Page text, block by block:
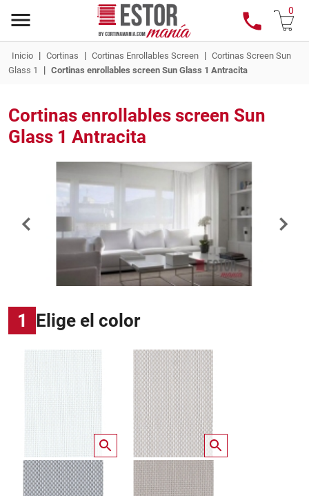
0
Inicio | Cortinas | Cortinas Enrollables Screen | Cortinas Screen Sun
Glass 1
| Cortinas enrollables screen Sun Glass 1 Antracita
Cortinas enrollables screen Sun
Glass 1 Antracita
1 Elige el color